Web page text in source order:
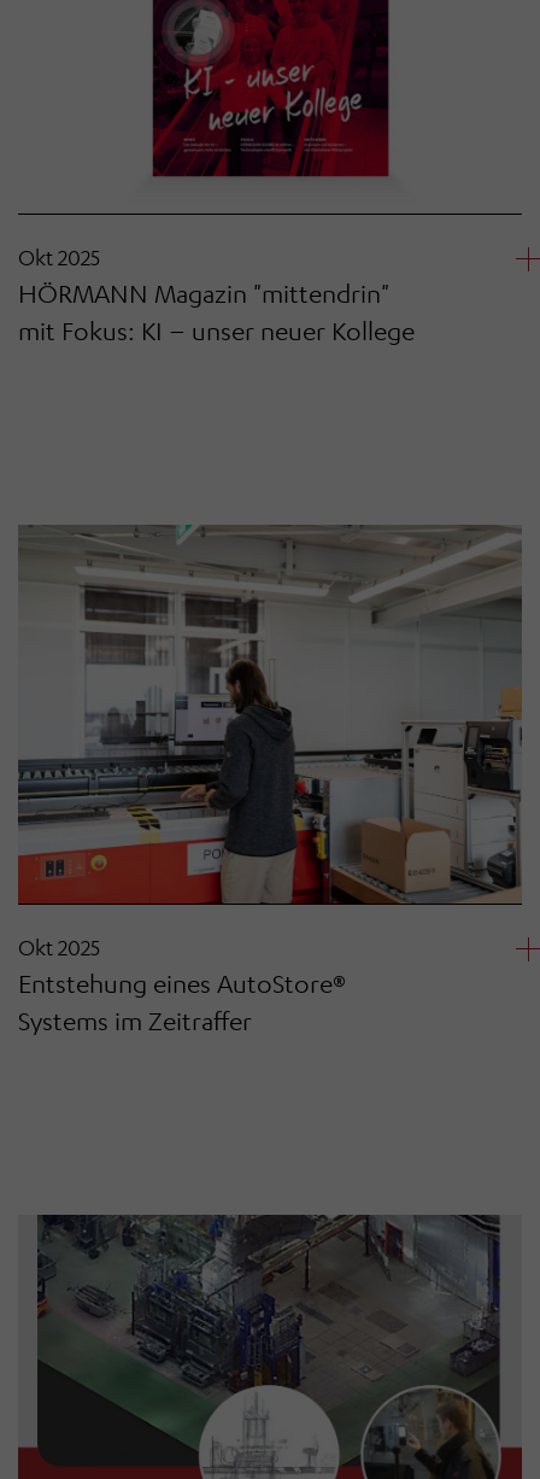
Okt 2025
HÖRMANN Magazin "mittendrin"
mit Fokus: KI – unser neuer Kollege
Okt 2025
Entstehung eines AutoStore®
Systems im Zeitraffer